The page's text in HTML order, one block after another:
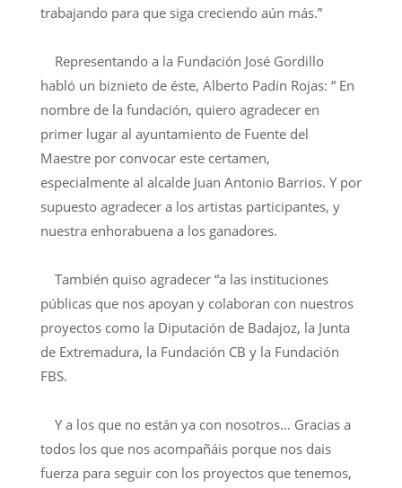
trabajando para que siga creciendo aún más.”
Representando a la Fundación José Gordillo
habló un biznieto de éste, Alberto Padín Rojas: “ En
nombre de la fundación, quiero agradecer en
primer lugar al ayuntamiento de Fuente del
Maestre por convocar este certamen,
especialmente al alcalde Juan Antonio Barrios. Y por
supuesto agradecer a los artistas participantes, y
nuestra enhorabuena a los ganadores.
También quiso agradecer “a las instituciones
públicas que nos apoyan y colaboran con nuestros
proyectos como la Diputación de Badajoz, la Junta
de Extremadura, la Fundación CB y la Fundación
FBS.
Y a los que no están ya con nosotros… Gracias a
todos los que nos acompañáis porque nos dais
fuerza para seguir con los proyectos que tenemos,